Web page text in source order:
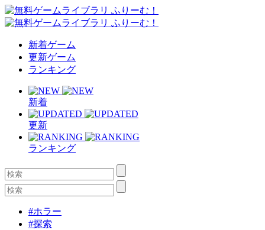
新着ゲーム
更新ゲーム
ランキング
新着
更新
ランキング
#ホラー
#探索